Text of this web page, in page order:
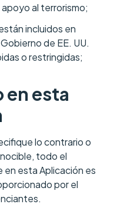
al terrorismo;
incluidos en
de EE. UU.
o restringidas;
esta
lo contrario o
todo el
esta Aplicación es
por el